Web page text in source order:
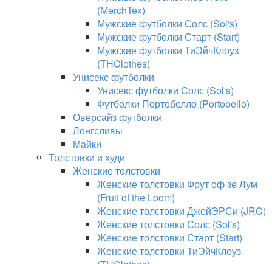
(MerchTex)
Мужские футболки Солс (Sol's)
Мужские футболки Старт (Start)
Мужские футболки ТиЭйчКлоуз
(THClothes)
Унисекс футболки
Унисекс футболки Солс (Sol's)
Футболки Портобелло (Portobello)
Оверсайз футболки
Лонгсливы
Майки
Толстовки и худи
Женские толстовки
Женские толстовки Фрут оф зе Лум
(Fruit of the Loom)
Женские толстовки ДжейЭРСи (JRC)
Женские толстовки Солс (Sol's)
Женские толстовки Старт (Start)
Женские толстовки ТиЭйчКлоуз